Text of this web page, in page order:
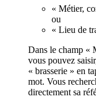
« Métier,
ou
« Lieu de
Dans le champ «
vous pouvez
« brasserie » en
mot. Vous
directement sa